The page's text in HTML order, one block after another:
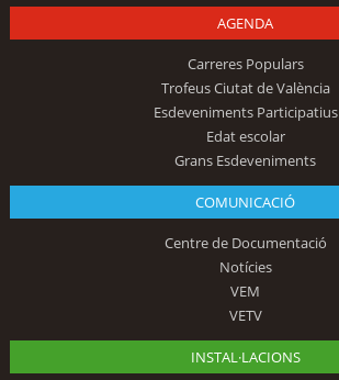
AGENDA
Carreres Populars
Trofeus Ciutat de València
Esdeveniments Participatius
Edat escolar
Grans Esdeveniments
COMUNICACIÓ
Centre de Documentació
Notícies
VEM
VETV
INSTAL·LACIONS